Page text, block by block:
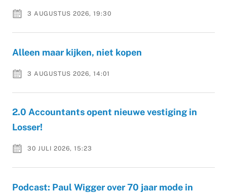
3 AUGUSTUS 2026, 19:30
Alleen maar kijken, niet kopen
3 AUGUSTUS 2026, 14:01
2.0 Accountants opent nieuwe vestiging in
Losser!
30 JULI 2026, 15:23
Podcast: Paul Wigger over 70 jaar mode in